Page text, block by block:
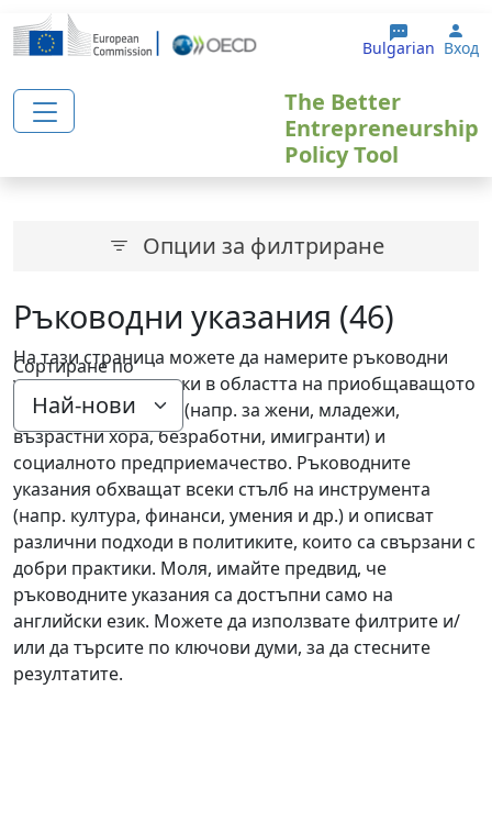
Премини към основното съдържание
Bulgarian Вход
The Better
Entrepreneurship
Policy Tool
Опции за филтриране
Сортиране по
Ръководни указания (46)
На тази страница можете да намерите ръководни
указания за политики в областта на приобщаващото
предприемачество (напр. за жени, младежи,
възрастни хора, безработни, имигранти) и
социалното предприемачество. Ръководните
указания обхващат всеки стълб на инструмента
(напр. култура, финанси, умения и др.) и описват
различни подходи в политиките, които са свързани с
добри практики. Моля, имайте предвид, че
ръководните указания са достъпни само на
английски език. Можете да използвате филтрите и/
или да търсите по ключови думи, за да стесните
резултатите.